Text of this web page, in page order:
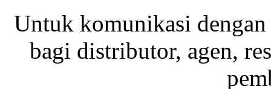
Untuk komunikasi dengan
bagi distributor, agen,